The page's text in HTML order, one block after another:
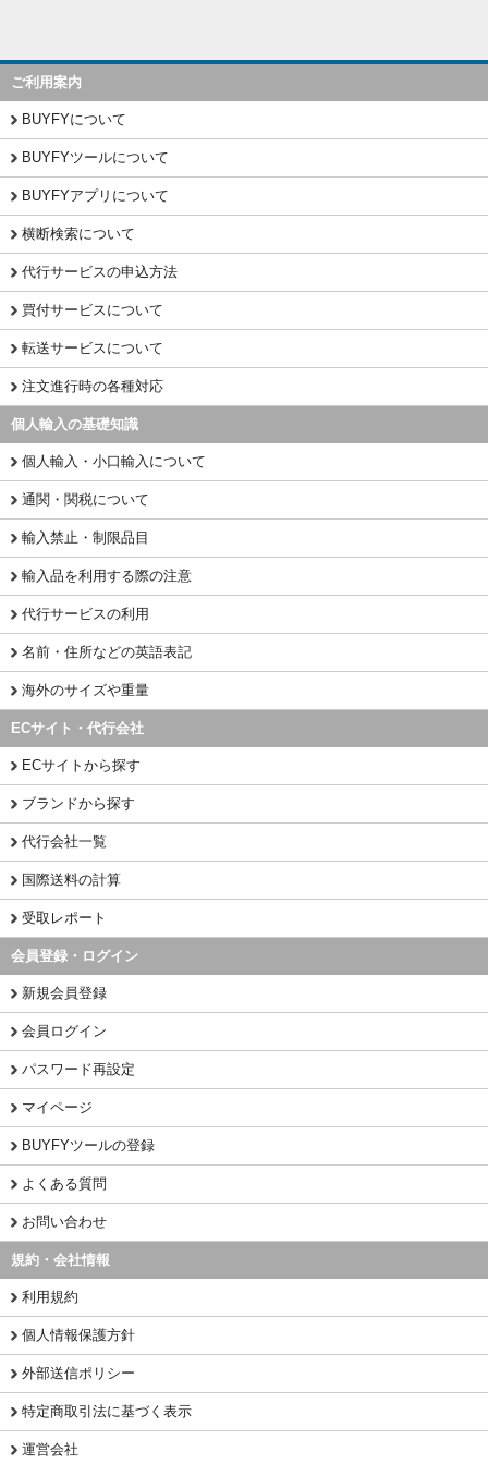
ご利用案内
BUYFYについて
BUYFYツールについて
BUYFYアプリについて
横断検索について
代行サービスの申込方法
買付サービスについて
転送サービスについて
注文進行時の各種対応
個人輸入の基礎知識
個人輸入・小口輸入について
通関・関税について
輸入禁止・制限品目
輸入品を利用する際の注意
代行サービスの利用
名前・住所などの英語表記
海外のサイズや重量
ECサイト・代行会社
ECサイトから探す
ブランドから探す
代行会社一覧
国際送料の計算
受取レポート
会員登録・ログイン
新規会員登録
会員ログイン
パスワード再設定
マイページ
BUYFYツールの登録
よくある質問
お問い合わせ
規約・会社情報
利用規約
個人情報保護方針
外部送信ポリシー
特定商取引法に基づく表示
運営会社